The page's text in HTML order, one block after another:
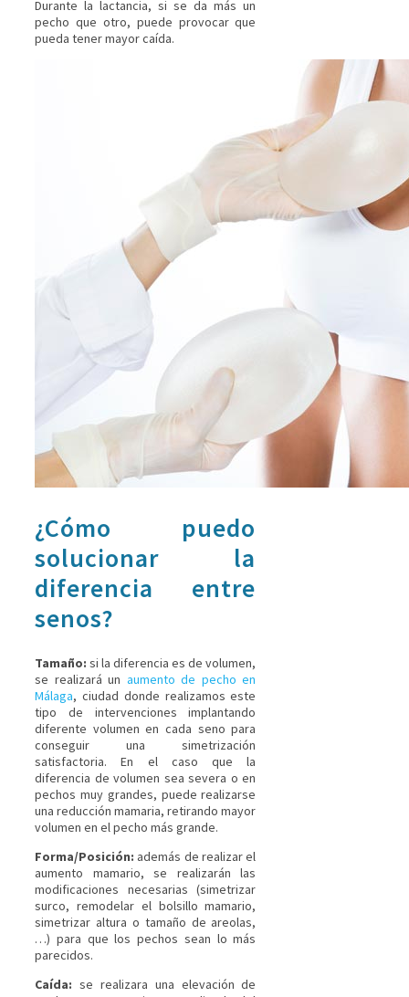
Durante la lactancia, si se da más un
pecho que otro, puede provocar que
pueda tener mayor caída.
¿Cómo puedo
solucionar la
diferencia entre
senos?
Tamaño: si la diferencia es de volumen,
se realizará un aumento de pecho en
Málaga, ciudad donde realizamos este
tipo de intervenciones implantando
diferente volumen en cada seno para
conseguir una simetrización
satisfactoria. En el caso que la
diferencia de volumen sea severa o en
pechos muy grandes, puede realizarse
una reducción mamaria, retirando mayor
volumen en el pecho más grande.
Forma/Posición: además de realizar el
aumento mamario, se realizarán las
modificaciones necesarias (simetrizar
surco, remodelar el bolsillo mamario,
simetrizar altura o tamaño de areolas,
…) para que los pechos sean lo más
parecidos.
Caída: se realizara una elevación de